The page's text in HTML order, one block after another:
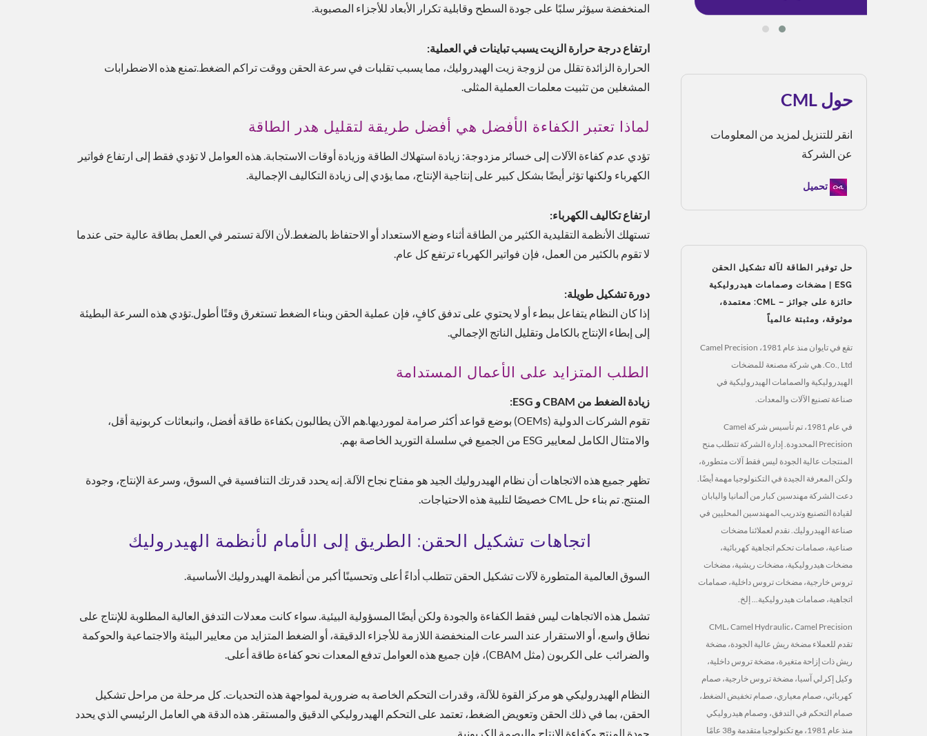
المنخفضة سيؤثر سلبًا على جودة السطح وقابلية تكرار الأبعاد للأجزاء المصبوبة.
ارتفاع درجة حرارة الزيت يسبب تباينات في العملية:
الحرارة الزائدة تقلل من لزوجة زيت الهيدروليك، مما يسبب تقلبات في سرعة الحقن ووقت تراكم الضغط.تمنع هذه الاضطرابات
المشغلين من تثبيت معلمات العملية المثلى.
لماذا تعتبر الكفاءة الأفضل هي أفضل طريقة لتقليل هدر الطاقة
تؤدي عدم كفاءة الآلات إلى خسائر مزدوجة: زيادة استهلاك الطاقة وزيادة أوقات الاستجابة. هذه العوامل لا تؤدي فقط إلى ارتفاع فواتير
الكهرباء ولكنها تؤثر أيضًا بشكل كبير على إنتاجية الإنتاج، مما يؤدي إلى زيادة التكاليف الإجمالية.
ارتفاع تكاليف الكهرباء:
تستهلك الأنظمة التقليدية الكثير من الطاقة أثناء وضع الاستعداد أو الاحتفاظ بالضغط.لأن الآلة تستمر في العمل بطاقة عالية حتى عندما
لا تقوم بالكثير من العمل، فإن فواتير الكهرباء ترتفع كل عام.
دورة تشكيل طويلة:
إذا كان النظام يتفاعل ببطء أو لا يحتوي على تدفق كافٍ، فإن عملية الحقن وبناء الضغط تستغرق وقتًا أطول.تؤدي هذه السرعة البطيئة
إلى إبطاء الإنتاج بالكامل وتقليل الناتج الإجمالي.
الطلب المتزايد على الأعمال المستدامة
زيادة الضغط من CBAM و ESG:
تقوم الشركات الدولية (OEMs) بوضع قواعد أكثر صرامة لمورديها.هم الآن يطالبون بكفاءة طاقة أفضل، وانبعاثات كربونية أقل،
والامتثال الكامل لمعايير ESG من الجميع في سلسلة التوريد الخاصة بهم.
تظهر جميع هذه الاتجاهات أن نظام الهيدروليك الجيد هو مفتاح نجاح الآلة. إنه يحدد قدرتك التنافسية في السوق، وسرعة الإنتاج، وجودة
المنتج. تم بناء حل CML خصيصًا لتلبية هذه الاحتياجات.
اتجاهات تشكيل الحقن: الطريق إلى الأمام لأنظمة الهيدروليك
السوق العالمية المتطورة لآلات تشكيل الحقن تتطلب أداءً أعلى وتحسينًا أكبر من أنظمة الهيدروليك الأساسية.
تشمل هذه الاتجاهات ليس فقط الكفاءة والجودة ولكن أيضًا المسؤولية البيئية. سواء كانت معدلات التدفق العالية المطلوبة للإنتاج على
نطاق واسع، أو الاستقرار عند السرعات المنخفضة اللازمة للأجزاء الدقيقة، أو الضغط المتزايد من معايير البيئة والاجتماعية والحوكمة
والضرائب على الكربون (مثل CBAM)، فإن جميع هذه العوامل تدفع المعدات نحو كفاءة طاقة أعلى.
النظام الهيدروليكي هو مركز القوة للآلة، وقدرات التحكم الخاصة به ضرورية لمواجهة هذه التحديات. كل مرحلة من مراحل تشكيل
الحقن، بما في ذلك الحقن وتعويض الضغط، تعتمد على التحكم الهيدروليكي الدقيق والمستقر. هذه الدقة هي العامل الرئيسي الذي يحدد
جودة المنتج وكفاءة الإنتاج والبصمة الكربونية.
حول CML
انقر للتنزيل لمزيد من المعلومات
عن الشركة
تحميل
حل توفير الطاقة لآلة تشكيل الحقن
ESG | مضخات وصمامات هيدروليكية
حائزة على جوائز – CML: معتمدة،
موثوقة، ومثبتة عالمياً
تقع في تايوان منذ عام 1981، Camel Precision
Co., Ltd. هي شركة مصنعة للمضخات
الهيدروليكية والصمامات الهيدروليكية في
صناعة تصنيع الآلات والمعدات.
في عام 1981، تم تأسيس شركة Camel
Precision المحدودة. إدارة الشركة تتطلب منح
المنتجات عالية الجودة ليس فقط آلات متطورة،
ولكن المعرفة الجيدة في التكنولوجيا مهمة أيضًا.
دعت الشركة مهندسين كبار من ألمانيا واليابان
لقيادة التصنيع وتدريب المهندسين المحليين في
صناعة الهيدروليك. نقدم لعملائنا مضخات
صناعية، صمامات تحكم اتجاهية كهربائية،
مضخات هيدروليكية، مضخات ريشية، مضخات
تروس خارجية، مضخات تروس داخلية، صمامات
اتجاهية، صمامات هيدروليكية... إلخ.
CML، Camel Hydraulic، Camel Precision
تقدم للعملاء مضخة ريش عالية الجودة، مضخة
ريش ذات إزاحة متغيرة، مضخة تروس داخلية،
وكيل إكرلي آسيا، مضخة تروس خارجية، صمام
كهربائي، صمام معياري، صمام تخفيض الضغط،
صمام التحكم في التدفق، وصمام هيدروليكي
منذ عام 1981، مع تكنولوجيا متقدمة و38 عامًا